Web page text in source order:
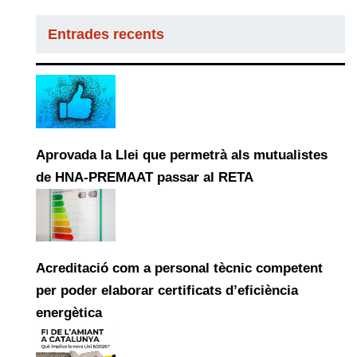
Entrades recents
Aprovada la Llei que permetrà als mutualistes
de HNA-PREMAAT passar al RETA
Acreditació com a personal tècnic competent
per poder elaborar certificats d’eficiència
energètica